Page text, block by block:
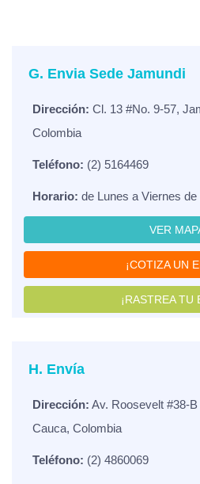
G. Envia Sede Jamundi
Dirección: Cl. 13 #No. 9-57,
Colombia
Teléfono: (2) 5164469
Horario: de Lunes a Viernes de
VER
¡COTIZA UN
¡RASTREA TU
H. Envía
Dirección: Av. Roosevelt #38-
Cauca, Colombia
Teléfono: (2) 4860069